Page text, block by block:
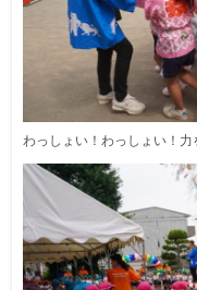
わっしょい！わっしょい！力